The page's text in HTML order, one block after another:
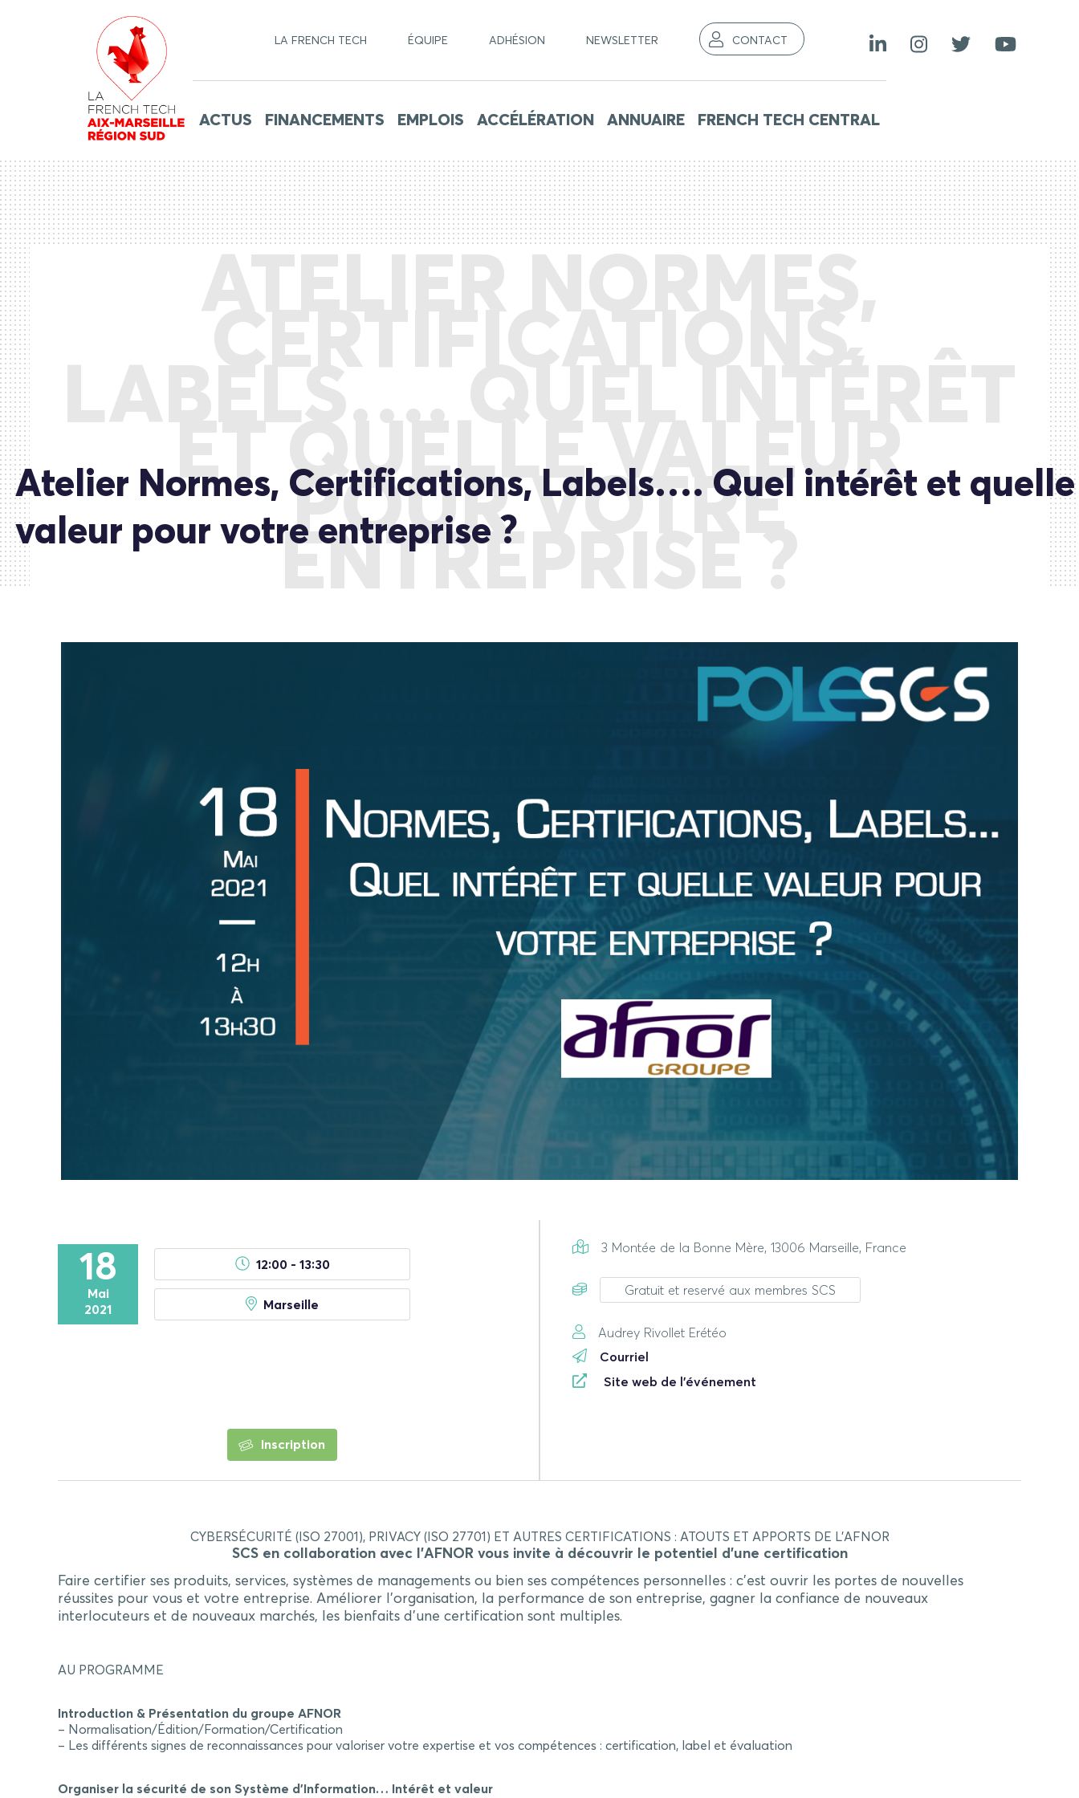
LA FRENCH TECH ÉQUIPE ADHÉSION NEWSLETTER CONTACT
ACTUS FINANCEMENTS EMPLOIS ACCÉLÉRATION ANNUAIRE FRENCH TECH CENTRAL
ATELIER NORMES,
CERTIFICATIONS,
LABELS…. QUEL INTÉRÊT
ET QUELLE VALEUR
POUR VOTRE
ENTREPRISE ?
Atelier Normes, Certifications, Labels…. Quel intérêt et quelle
valeur pour votre entreprise ?
18
Mai
2021
12:00 - 13:30
Marseille
Inscription
3 Montée de la Bonne Mère, 13006 Marseille, France
Gratuit et reservé aux membres SCS
Audrey Rivollet Erétéo
Courriel
Site web de l'événement
CYBERSÉCURITÉ (ISO 27001), PRIVACY (ISO 27701) ET AUTRES CERTIFICATIONS : ATOUTS ET APPORTS DE L’AFNOR
SCS en collaboration avec l’AFNOR vous invite à découvrir le potentiel d’une certification
Faire certifier ses produits, services, systèmes de managements ou bien ses compétences personnelles : c’est ouvrir les portes de nouvelles
réussites pour vous et votre entreprise. Améliorer l’organisation, la performance de son entreprise, gagner la confiance de nouveaux
interlocuteurs et de nouveaux marchés, les bienfaits d’une certification sont multiples.
AU PROGRAMME
Introduction & Présentation du groupe AFNOR
– Normalisation/Édition/Formation/Certification
– Les différents signes de reconnaissances pour valoriser votre expertise et vos compétences : certification, label et évaluation
Organiser la sécurité de son Système d’Information… Intérêt et valeur